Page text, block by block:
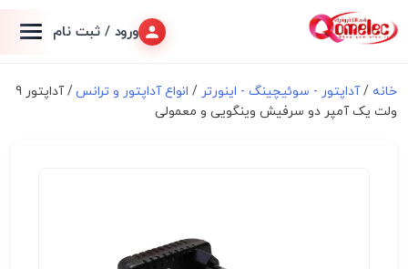
ورود / ثبت نام
خانه /آداپتور - سوئیچینگ - اینورتر / انواع آداپتور و ترانس
/ آداپتور 9
ولت یک آمپر دو سرفیش وینگویی و معمولی